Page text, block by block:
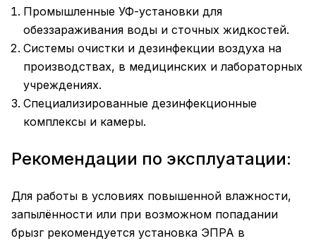
Промышленные УФ-установки для
обеззараживания воды и сточных жидкостей.
Системы очистки и дезинфекции воздуха на
производствах, в медицинских и лабораторных
учреждениях.
Специализированные дезинфекционные
комплексы и камеры.
Рекомендации по эксплуатации:
Для работы в условиях повышенной влажности,
запылённости или при возможном попадании
брызг рекомендуется установка ЭПРА в